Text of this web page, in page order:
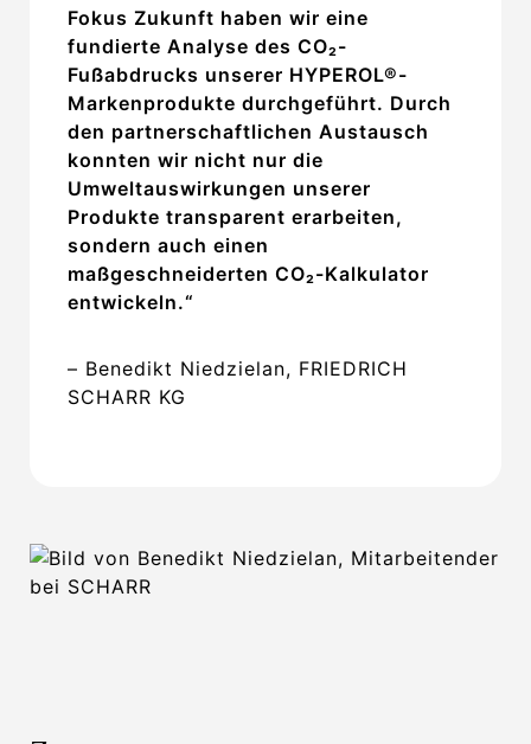
Fokus Zukunft haben wir eine
fundierte Analyse des CO₂-
Fußabdrucks unserer HYPEROL®-
Markenprodukte durchgeführt. Durch
den partnerschaftlichen Austausch
konnten wir nicht nur die
Umweltauswirkungen unserer
Produkte transparent erarbeiten,
sondern auch einen
maßgeschneiderten CO₂-Kalkulator
entwickeln.“
– Benedikt Niedzielan, FRIEDRICH
SCHARR KG